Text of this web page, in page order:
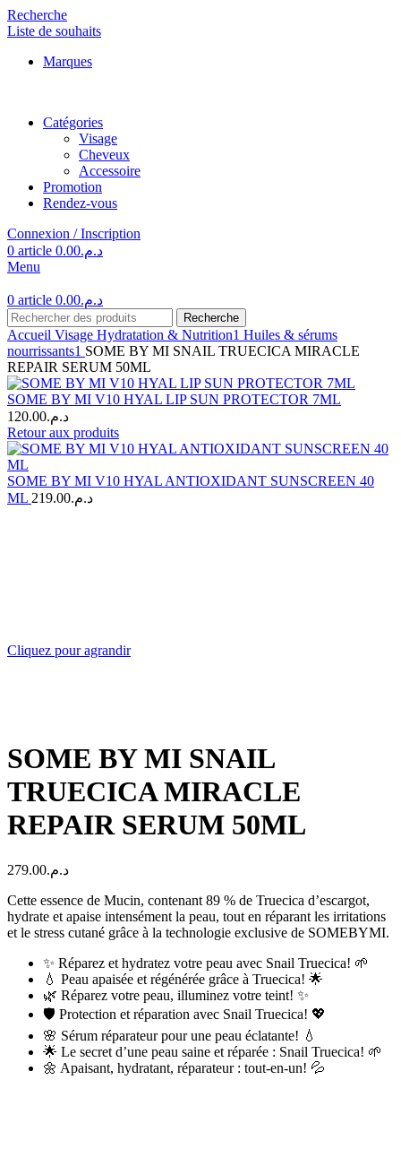
Recherche
Liste de souhaits
Marques
Catégories
Visage
Cheveux
Accessoire
Promotion
Rendez-vous
Connexion / Inscription
0 article د.م.0.00
Menu
0 article د.م.0.00
Recherche
Accueil Visage Hydratation & Nutrition1 Huiles & sérums
nourrissants1 SOME BY MI SNAIL TRUECICA MIRACLE
REPAIR SERUM 50ML
SOME BY MI V10 HYAL LIP SUN PROTECTOR 7ML
د.م.120.00
Retour aux produits
SOME BY MI V10 HYAL ANTIOXIDANT SUNSCREEN 40
ML
د.م.219.00
Cliquez pour agrandir
SOME BY MI SNAIL
TRUECICA MIRACLE
REPAIR SERUM 50ML
د.م.279.00
Cette essence de Mucin, contenant 89 % de Truecica d’escargot,
hydrate et apaise intensément la peau, tout en réparant les irritations
et le stress cutané grâce à la technologie exclusive de SOMEBYMI.
✨ Réparez et hydratez votre peau avec Snail Truecica! 🌱
💧 Peau apaisée et régénérée grâce à Truecica! 🌟
🌿 Réparez votre peau, illuminez votre teint! ✨
🛡️ Protection et réparation avec Snail Truecica! 💖
🌸 Sérum réparateur pour une peau éclatante! 💧
🌟 Le secret d’une peau saine et réparée : Snail Truecica! 🌱
🌼 Apaisant, hydratant, réparateur : tout-en-un! 💦